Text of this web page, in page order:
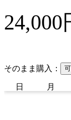
24,000
そのまま購入：
日 月